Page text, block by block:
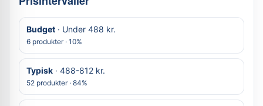
Budget · Under 488 kr.
6 produkter · 10%
Typisk · 488-812 kr.
52 produkter · 84%